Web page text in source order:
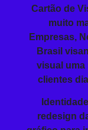
Cartão de
muito
Empresas,
Brasil
visual uma
clientes
redesign